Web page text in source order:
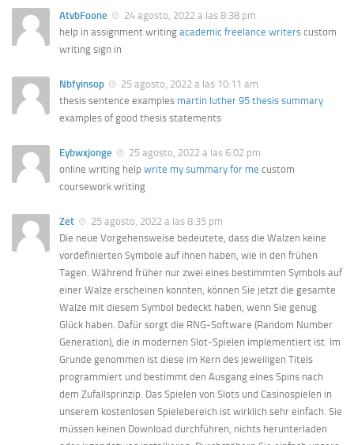
AtvbFoone
24 agosto, 2022 a las 8:38 pm
help in assignment writing academic freelance writers custom
writing sign in
Nbfyinsop
25 agosto, 2022 a las 10:11 am
thesis sentence examples martin luther 95 thesis summary
examples of good thesis statements
Eybwxjonge
25 agosto, 2022 a las 6:02 pm
online writing help write my summary for me custom
coursework writing
Zet
25 agosto, 2022 a las 8:35 pm
Die neue Vorgehensweise bedeutete, dass die Walzen keine
vordefinierten Symbole auf ihnen haben, wie in den frühen
Tagen. Während früher nur zwei eines bestimmten Symbols auf
einer Walze erscheinen konnten, können Sie jetzt die gesamte
Walze mit diesem Symbol bedeckt haben, wenn Sie genug
Glück haben. Dafür sorgt die RNG-Software (Random Number
Generation), die in modernen Slot-Spielen implementiert ist. Im
Grunde genommen ist diese im Kern des jeweiligen Titels
programmiert und bestimmt den Ausgang eines Spins nach
dem Zufallsprinzip. Das Spielen von Slots und Casinospielen in
unserem kostenlosen Spielebereich ist wirklich sehr einfach. Sie
müssen keinen Download durchführen, nichts herunterladen